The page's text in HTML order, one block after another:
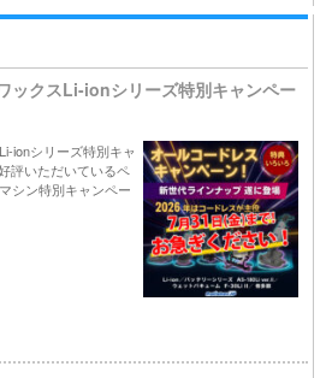
ックスLi-ionシリーズ特別キャンペー
ionシリーズ特別キャ
評いただいているペ
シン特別キャンペー